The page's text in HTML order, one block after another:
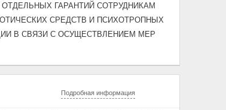
ГАРАНТИЙ СОТРУДНИКАМ
СРЕДСТВ И ПСИХОТРОПНЫХ
В СВЯЗИ С ОСУЩЕСТВЛЕНИЕМ МЕР
Подробная информация